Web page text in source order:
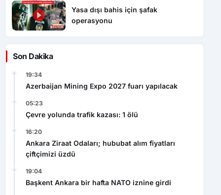
Yasa dışı bahis için şafak
operasyonu
Son Dakika
19:34
Azerbaijan Mining Expo 2027 fuarı yapılacak
05:23
Çevre yolunda trafik kazası: 1 ölü
16:20
Ankara Ziraat Odaları; hububat alım fiyatları
çiftçimizi üzdü
19:04
Başkent Ankara bir hafta NATO iznine girdi